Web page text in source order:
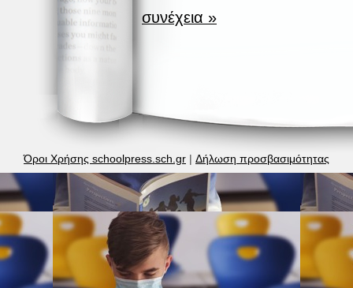
συνέχεια »
Όροι Χρήσης schoolpress.sch.gr | Δήλωση προσβασιμότητας